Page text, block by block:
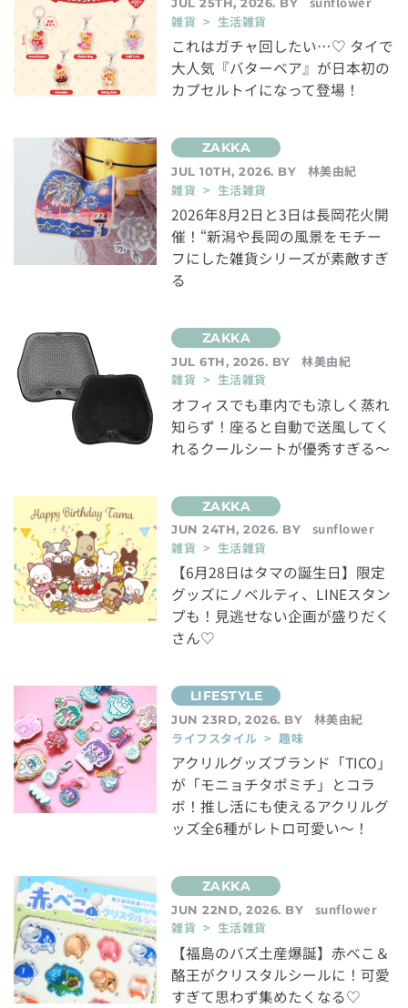
JUL 25TH, 2026. BY
雑貨 > 生活雑貨
これはガチャ回したい…♡ タイで
大人気『バターベア』が日本初の
カプセルトイになって登場！
JUL 10TH, 2026. BY
林美由紀
雑貨 > 生活雑貨
2026年8月2日と3日は長岡花火開
催！“新潟や長岡の風景をモチー
フにした雑貨シリーズが素敵すぎ
る
JUL 6TH, 2026. BY
林美由紀
雑貨 > 生活雑貨
オフィスでも車内でも涼しく蒸れ
知らず！座ると自動で送風してく
れるクールシートが優秀すぎる～
JUN 24TH, 2026. BY
sunflower
雑貨 > 生活雑貨
【6月28日はタマの誕生日】限定
グッズにノベルティ、LINEスタン
プも！見逃せない企画が盛りだく
さん♡
JUN 23RD, 2026. BY
林美由紀
ライフスタイル > 趣味
アクリルグッズブランド「TICO」
が「モニョチタポミチ」とコラ
ボ！推し活にも使えるアクリルグ
ッズ全6種がレトロ可愛い～！
JUN 22ND, 2026. BY
sunflower
雑貨 > 生活雑貨
【福島のバズ土産爆誕】赤べこ＆
酪王がクリスタルシールに！可愛
すぎて思わず集めたくなる♡